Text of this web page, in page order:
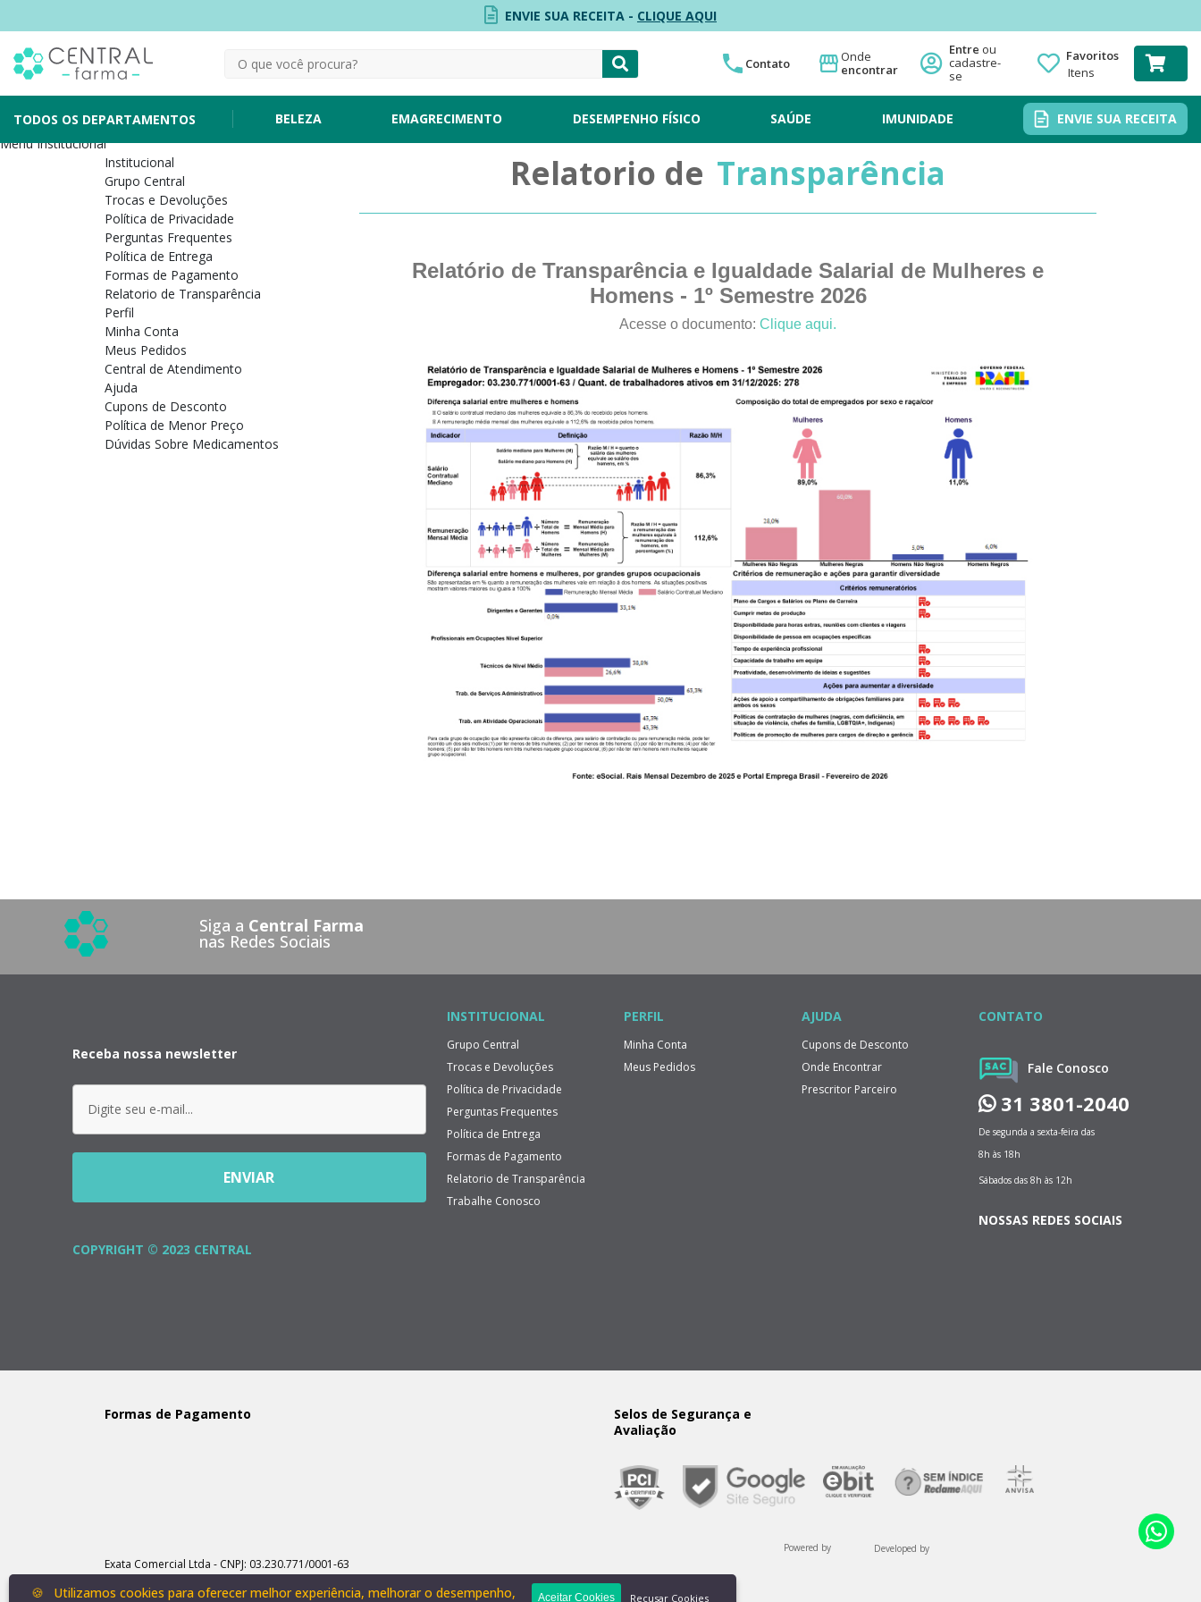
ENVIE SUA RECEITA - CLIQUE AQUI
Contato
Onde
encontrar
Favoritos
Itens
TODOS OS DEPARTAMENTOS BELEZA EMAGRECIMENTO DESEMPENHO FÍSICO SAÚDE IMUNIDADE ENVIE SUA RECEITA
🍪 Utilizamos cookies para oferecer melhor experiência, melhorar o desempenho, Aceitar Cookies Recusar Cookies
Menu Institucional
Institucional
Grupo Central
Trocas e Devoluções
Política de Privacidade
Perguntas Frequentes
Política de Entrega
Formas de Pagamento
Relatorio de Transparência
Perfil
Minha Conta
Meus Pedidos
Central de Atendimento
Ajuda
Cupons de Desconto
Política de Menor Preço
Dúvidas Sobre Medicamentos
Relatorio de Transparência
Relatório de Transparência e Igualdade Salarial de Mulheres e
Homens - 1º Semestre 2026
Acesse o documento: Clique aqui.
Siga a Central Farma
nas Redes Sociais
Receba nossa newsletter
ENVIAR
COPYRIGHT © 2023 CENTRAL
INSTITUCIONAL
Grupo Central
Trocas e Devoluções
Política de Privacidade
Perguntas Frequentes
Política de Entrega
Formas de Pagamento
Relatorio de Transparência
Trabalhe Conosco
PERFIL
Minha Conta
Meus Pedidos
AJUDA
Cupons de Desconto
Onde Encontrar
Prescritor Parceiro
CONTATO
Fale Conosco
31 3801-2040
De segunda a sexta-feira das
8h às 18h
Sábados das 8h às 12h
NOSSAS REDES SOCIAIS
Formas de Pagamento
Selos de Segurança e
Avaliação
Exata Comercial Ltda - CNPJ: 03.230.771/0001-63
Responsável Técnico: Edilaine do Carmo Reis | CRF MG: 21250 | AE: 1348027 | AFE: 0980513
Powered by Developed by